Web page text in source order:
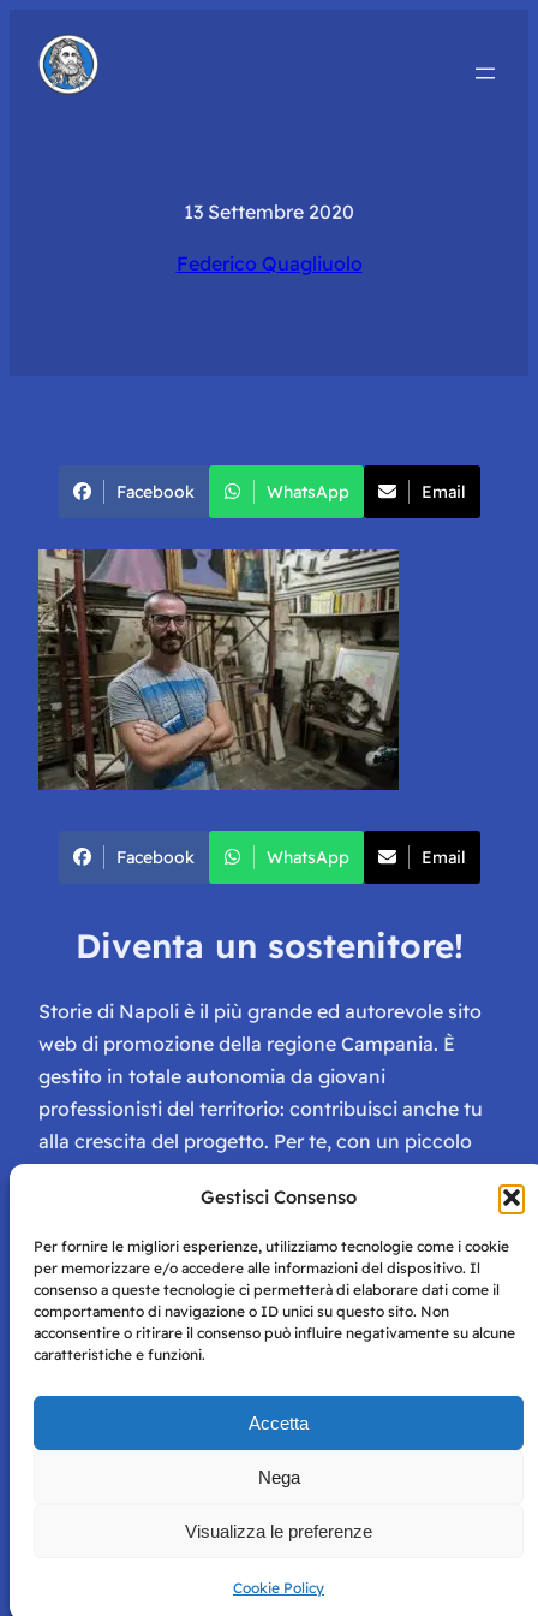
Gestisci Consenso
Per fornire le migliori esperienze, utilizziamo tecnologie come i cookie
per memorizzare e/o accedere alle informazioni del dispositivo. Il
consenso a queste tecnologie ci permetterà di elaborare dati come il
comportamento di navigazione o ID unici su questo sito. Non
acconsentire o ritirare il consenso può influire negativamente su alcune
caratteristiche e funzioni.
Accetta
Nega
Visualizza le preferenze
Cookie Policy
13 Settembre 2020
Federico Quagliuolo
Facebook WhatsApp Email
Facebook WhatsApp Email
Diventa un sostenitore!
Storie di Napoli è il più grande ed autorevole sito
web di promozione della regione Campania. È
gestito in totale autonomia da giovani
professionisti del territorio: contribuisci anche tu
alla crescita del progetto. Per te, con un piccolo
tessera di Storie Campane, libri e magazine gratis
e inviti ad eventi esclusivi!
Storie di Napoli è una testata registrata presso il tribunale di
per mero scopo didattico e informativo.
perseguito secondo i termini di legge. Si nega l’utilizzo delle